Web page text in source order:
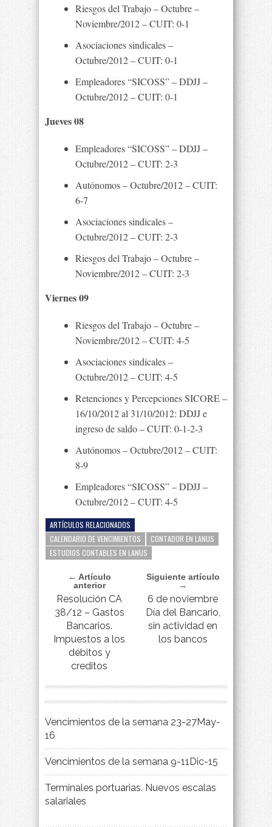
Riesgos del Trabajo – Octubre –
Noviembre/2012 – CUIT: 0-1
Asociaciones sindicales –
Octubre/2012 – CUIT: 0-1
Empleadores “SICOSS” – DDJJ –
Octubre/2012 – CUIT: 0-1
Jueves 08
Empleadores “SICOSS” – DDJJ –
Octubre/2012 – CUIT: 2-3
Autónomos – Octubre/2012 – CUIT:
6-7
Asociaciones sindicales –
Octubre/2012 – CUIT: 2-3
Riesgos del Trabajo – Octubre –
Noviembre/2012 – CUIT: 2-3
Viernes 09
Riesgos del Trabajo – Octubre –
Noviembre/2012 – CUIT: 4-5
Asociaciones sindicales –
Octubre/2012 – CUIT: 4-5
Retenciones y Percepciones SICORE –
16/10/2012 al 31/10/2012: DDJJ e
ingreso de saldo – CUIT: 0-1-2-3
Autónomos – Octubre/2012 – CUIT:
8-9
Empleadores “SICOSS” – DDJJ –
Octubre/2012 – CUIT: 4-5
ARTÍCULOS RELACIONADOS
CALENDARIO DE VENCIMIENTOS
CONTADOR EN LANUS
ESTUDIOS CONTABLES EN LANUS
← Artículo
anterior
Resolución CA
38/12 – Gastos
Bancarios.
Impuestos a los
débitos y
creditos
Siguiente artículo
→
6 de noviembre
Día del Bancario,
sin actividad en
los bancos
Vencimientos de la semana 23-27May-
16
Vencimientos de la semana 9-11Dic-15
Terminales portuarias. Nuevos escalas
salariales